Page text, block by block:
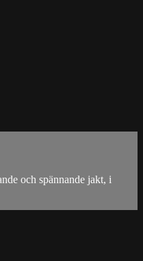
och spännande jakt, i